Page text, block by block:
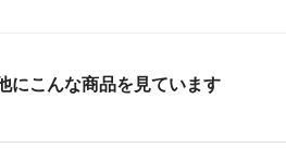
にこんな商品を見ています